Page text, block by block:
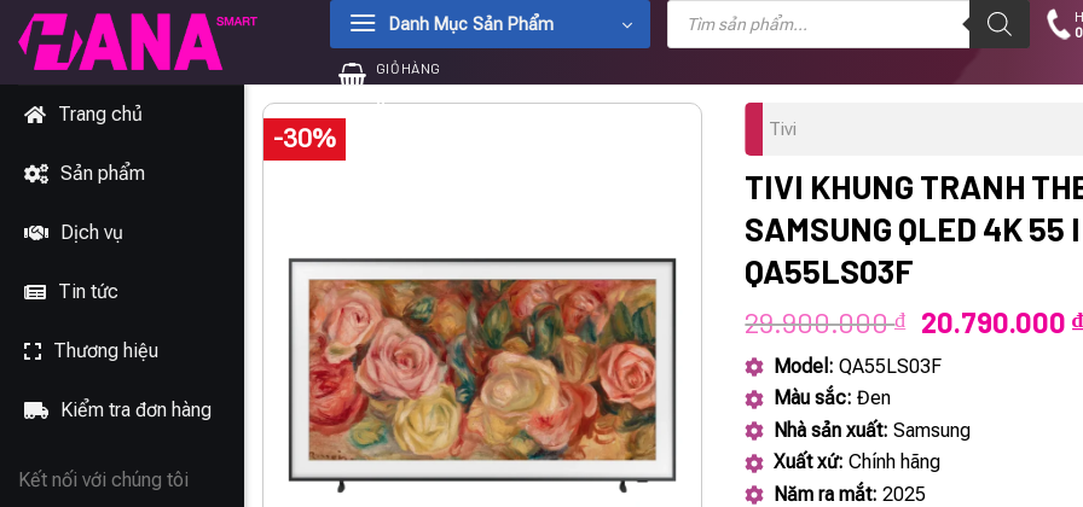
Chuyển
đến
dung
Danh Mục Sản Phẩm
Tìm
kiếm
phẩm
GIỎ HÀNG
0₫
Trang chủ
Sản phẩm
Dịch vụ
Tin tức
Thương hiệu
Kiểm tra đơn hàng
Kết nối với chúng tôi
-30% Tivi
TIVI KHUNG TRANH
SAMSUNG QLED 4K 55
QA55LS03F
29.900.000₫
Giá
gốc
là:
20.790.000 ₫
Model: QA55LS03F
Màu sắc: Đen
Nhà sản xuất: Samsung
Xuất xứ: Chính hãng
Năm ra mắt: 2025